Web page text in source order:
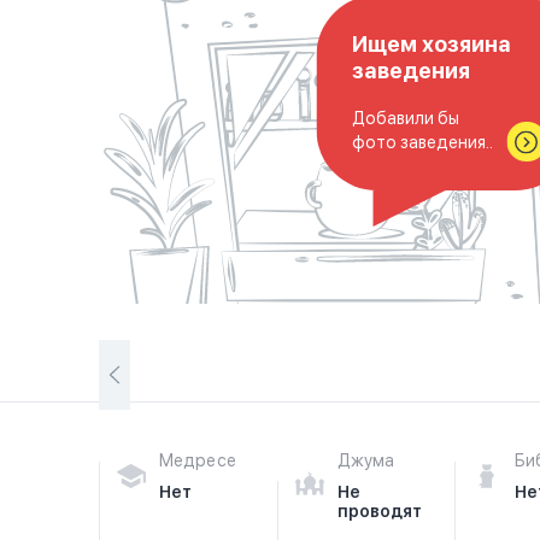
Ищем хозяина
заведения
Добавили бы
фото заведения..
Медресе
Нет
Джума
Не
проводят